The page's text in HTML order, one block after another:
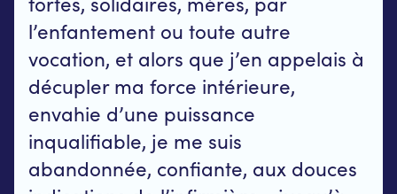
l’enfantement ou toute autre
vocation, et alors que j’en appelais à
décupler ma force intérieure,
envahie d’une puissance
inqualifiable, je me suis
abandonnée, confiante, aux douces